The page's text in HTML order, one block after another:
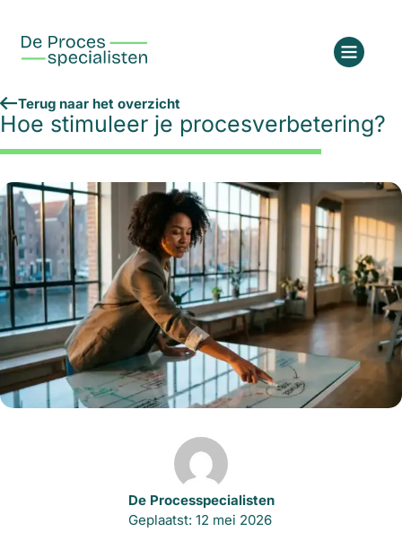
Terug naar het overzicht
Hoe stimuleer je procesverbetering?
De Processpecialisten
Geplaatst: 12 mei 2026